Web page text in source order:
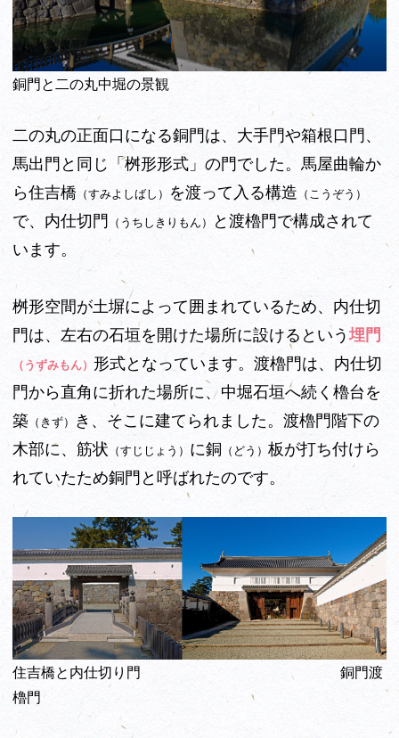
銅門と二の丸中堀の景観
二の丸の正面口になる銅門は、大手門や箱根口門、
馬出門と同じ「桝形形式」の門でした。馬屋曲輪か
ら住吉橋 （すみよしばし） を渡って入る構造 （こうぞう）
で、内仕切門 （うちしきりもん）
と渡櫓門で構成されて
います。
桝形空間が土塀によって囲まれているため、内仕切
門は、左右の石垣を開けた場所に設けるという埋門
（うずみもん） 形式となっています。渡櫓門は、内仕切
門から直角に折れた場所に、中堀石垣へ続く櫓台を
築 （きず）
き、そこに建てられました。渡櫓門階下の
木部に、筋状 （すじじょう） に銅 （どう） 板が打ち付けら
れていたため銅門と呼ばれたのです。
住吉橋と内仕切り門 銅門渡
櫓門